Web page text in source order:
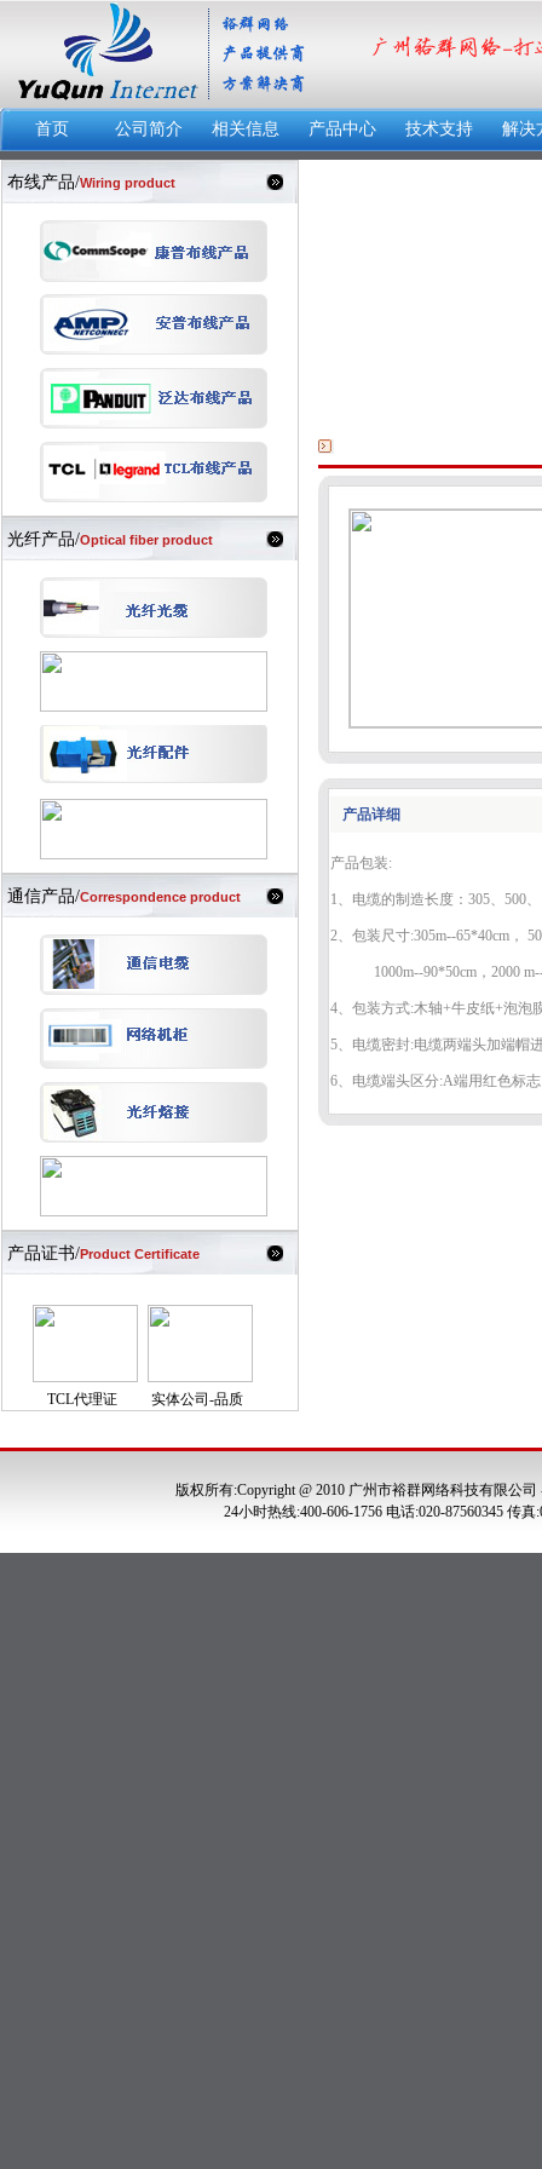
首页 公司简介 相关信息 产品中心 技术支持 解决
布线产品/Wiring product
光纤产品/Optical fiber product
通信产品/Correspondence product
产品证书/Product Certificate
TCL代理证 实体公司-品质
产品详细
产品包装:
1、电缆的制造长度：305、500、
2、包装尺寸:305m--65*40cm，
1000m--90*50cm，2000 m--
4、包装方式:木轴+牛皮纸+泡泡
5、电缆密封:电缆两端头加端帽
6、电缆端头区分:A端用红色标
版权所有:Copyright @ 2010 广州市裕群网络科技有限公司
24小时热线:400-606-1756 电话:020-87560345 传